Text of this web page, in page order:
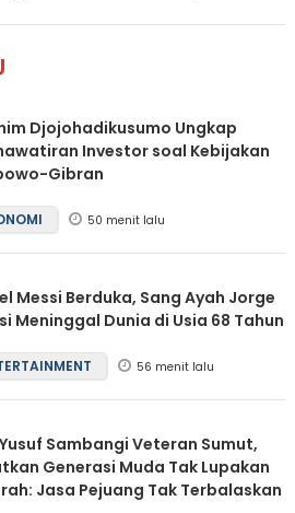
Djojohadikusumo Ungkap
Investor soal Kebijakan
Gibran
50 menit lalu
Messi Berduka, Sang Ayah Jorge
Meninggal Dunia di Usia 68 Tahun
56 menit lalu
Sambangi Veteran Sumut,
Generasi Muda Tak Lupakan
Jasa Pejuang Tak Terbalaskan